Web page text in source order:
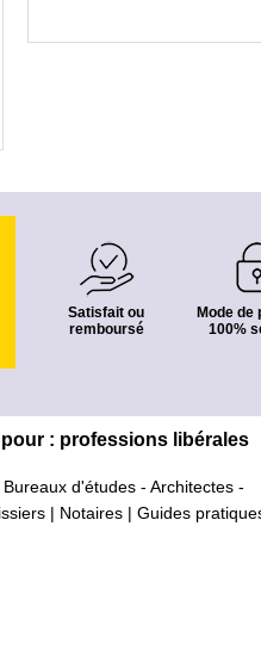
Satisfait ou
remboursé
Mode de
100%
: professions libérales
Bureaux d'études - Architectes -
Notaires Guides